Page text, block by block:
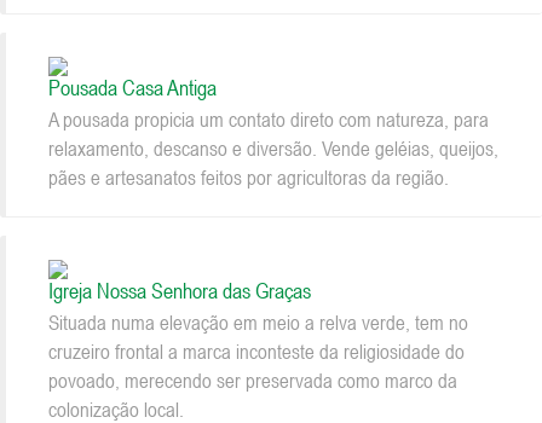
Pousada Casa Antiga
A pousada propicia um contato direto com natureza, para
relaxamento, descanso e diversão. Vende geléias, queijos,
pães e artesanatos feitos por agricultoras da região.
Igreja Nossa Senhora das Graças
Situada numa elevação em meio a relva verde, tem no
cruzeiro frontal a marca inconteste da religiosidade do
povoado, merecendo ser preservada como marco da
colonização local.